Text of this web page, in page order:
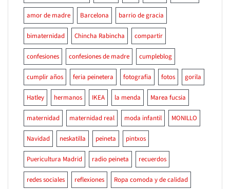
amor de madre Barcelona barrio de gracia
bimaternidad Chincha Rabincha compartir
confesiones confesiones de madre cumpleblog
cumplir años feria peinetera fotografia fotos gorila
Hatley hermanos IKEA la menda Marea fucsia
maternidad maternidad real moda infantil MONILLO
Navidad neskatilla peineta pintxos
Puericultura Madrid radio peineta recuerdos
redes sociales reflexiones Ropa comoda y de calidad